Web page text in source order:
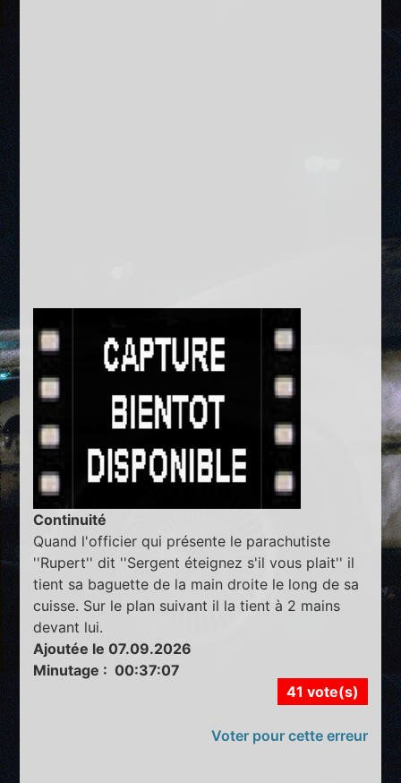
Continuité
Quand l'officier qui présente le parachutiste
''Rupert'' dit ''Sergent éteignez s'il vous plait'' il
tient sa baguette de la main droite le long de sa
cuisse. Sur le plan suivant il la tient à 2 mains
devant lui.
Ajoutée le 07.09.2026
Minutage : 00:37:07
41 vote(s)
Voter pour cette erreur